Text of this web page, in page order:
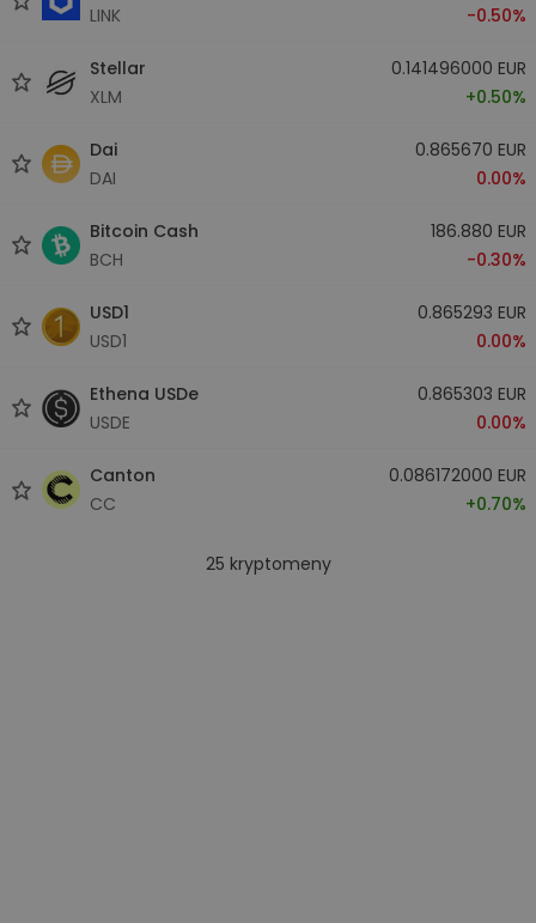
LINK
-0.50%
Stellar
XLM
0.141496000 EUR
+0.50%
Dai
DAI
0.865670 EUR
0.00%
Bitcoin Cash
BCH
186.880 EUR
-0.30%
USD1
USD1
0.865293 EUR
0.00%
Ethena USDe
USDE
0.865303 EUR
0.00%
Canton
CC
0.086172000 EUR
+0.70%
25 kryptomeny